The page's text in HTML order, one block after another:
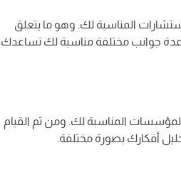
المناسبة لك. وهو ما يتعلق
عدة جوانب مختلفة مناسبة لك تساعدك
المناسبة لك. ومن ثم القيام
أفكارك بصورة مختلفة.